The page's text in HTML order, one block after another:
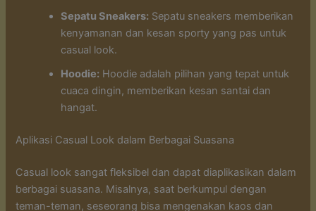
Sepatu Sneakers: Sepatu sneakers memberikan
kenyamanan dan kesan sporty yang pas untuk
casual look.
Hoodie: Hoodie adalah pilihan yang tepat untuk
cuaca dingin, memberikan kesan santai dan
hangat.
Aplikasi Casual Look dalam Berbagai Suasana
Casual look sangat fleksibel dan dapat diaplikasikan dalam
berbagai suasana. Misalnya, saat berkumpul dengan
teman-teman, seseorang bisa mengenakan kaos dan